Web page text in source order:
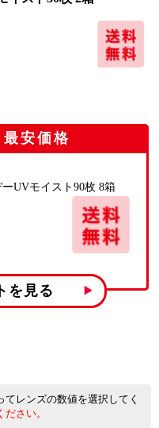
最安価格
UVモイスト90枚 8箱
を見る
レンズの数値を選択してく
さい。